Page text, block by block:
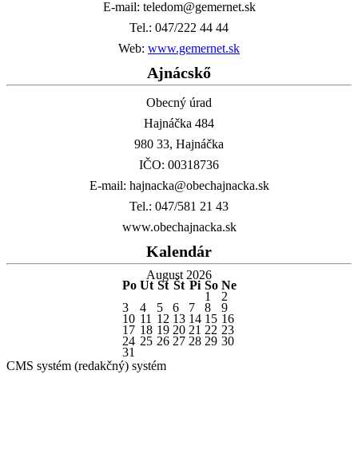
E-mail: teledom@gemernet.sk
Tel.: 047/222 44 44
Web: www.gemernet.sk
Ajnácskő
Obecný úrad
Hajnáčka 484
980 33, Hajnáčka
IČO: 00318736
E-mail: hajnacka@obechajnacka.sk
Tel.: 047/581 21 43
www.obechajnacka.sk
Kalendár
August 2026
Po Ut St Št Pi So Ne
1
2
3
4 5 6 7 8
9
10 11 12 13 14 15 16
17 18 19 20 21 22 23
24 25 26 27 28 29 30
31
CMS systém (redakčný) systém